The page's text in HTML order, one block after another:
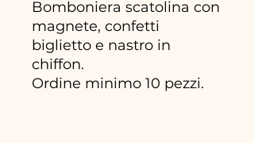
Bomboniera scatolina con
magnete, confetti
biglietto e nastro in
chiffon.
Ordine minimo 10 pezzi.